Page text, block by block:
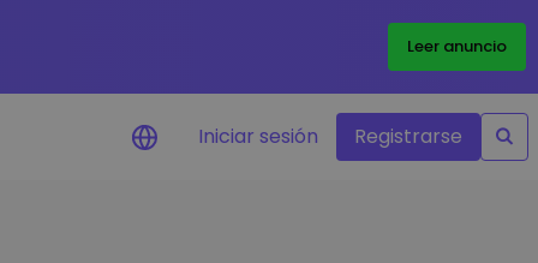
Leer anuncio
Iniciar sesión Registrarse